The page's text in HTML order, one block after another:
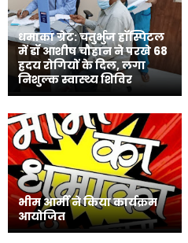
धमाका ग्रेट: चतुर्भुज हॉस्पिटल
में डॉ आशीष चौहान ने परखे 68
ह्रदय रोगियों के दिल, लगा
निशुल्क स्वास्थ्य शिविर
भीम आर्मी ने किया कार्यक्रम
आयोजित